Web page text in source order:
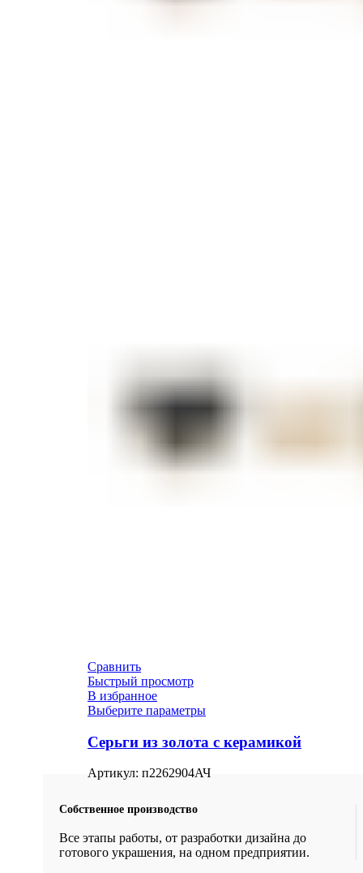
Сравнить
Быстрый просмотр
В избранное
Выберите параметры
Серьги из золота с керамикой
Артикул: п2262904АЧ
Собственное производство
Все этапы работы, от разработки дизайна до
готового украшения, на одном предприятии.